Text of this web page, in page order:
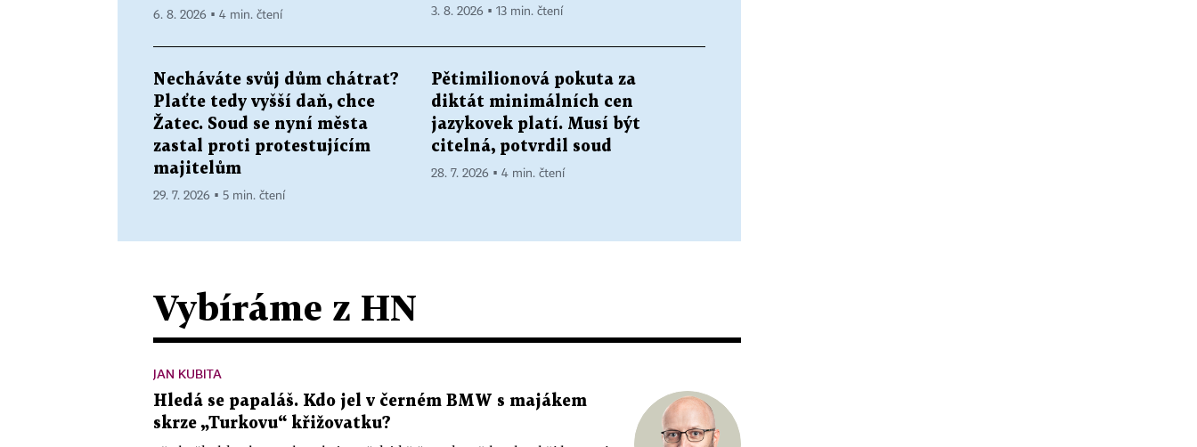
6. 8. 2026 ▪ 4 min. čtení 3. 8. 2026 ▪ 13 min. čtení
Necháváte svůj dům chátrat?
Plaťte tedy vyšší daň, chce
Žatec. Soud se nyní města
zastal proti protestujícím
majitelům
29. 7. 2026 ▪ 5 min. čtení
Pětimilionová pokuta za
diktát minimálních cen
jazykovek platí. Musí být
citelná, potvrdil soud
28. 7. 2026 ▪ 4 min. čtení
Vybíráme z HN
JAN KUBITA
Hledá se papaláš. Kdo jel v černém BMW s majákem
skrze „Turkovu“ křižovatku?